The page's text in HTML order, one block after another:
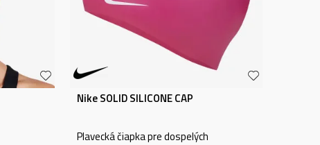
Nike SOLID SILICONE CAP
Plavecká čiapka pre dospelých